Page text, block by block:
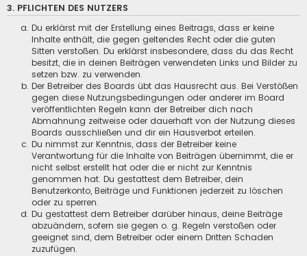
3. PFLICHTEN DES NUTZERS
Du erklärst mit der Erstellung eines Beitrags, dass er keine
Inhalte enthält, die gegen geltendes Recht oder die guten
Sitten verstoßen. Du erklärst insbesondere, dass du das Recht
besitzt, die in deinen Beiträgen verwendeten Links und Bilder zu
setzen bzw. zu verwenden.
Der Betreiber des Boards übt das Hausrecht aus. Bei Verstößen
gegen diese Nutzungsbedingungen oder anderer im Board
veröffentlichten Regeln kann der Betreiber dich nach
Abmahnung zeitweise oder dauerhaft von der Nutzung dieses
Boards ausschließen und dir ein Hausverbot erteilen.
Du nimmst zur Kenntnis, dass der Betreiber keine
Verantwortung für die Inhalte von Beiträgen übernimmt, die er
nicht selbst erstellt hat oder die er nicht zur Kenntnis
genommen hat. Du gestattest dem Betreiber, dein
Benutzerkonto, Beiträge und Funktionen jederzeit zu löschen
oder zu sperren.
Du gestattest dem Betreiber darüber hinaus, deine Beiträge
abzuändern, sofern sie gegen o. g. Regeln verstoßen oder
geeignet sind, dem Betreiber oder einem Dritten Schaden
zuzufügen.